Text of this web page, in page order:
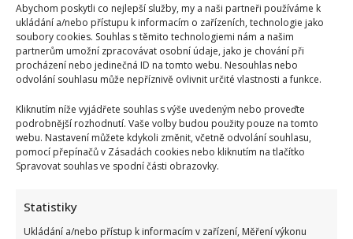
Abychom poskytli co nejlepší služby, my a naši partneři používáme k
ukládání a/nebo přístupu k informacím o zařízeních, technologie jako
soubory cookies. Souhlas s těmito technologiemi nám a našim
partnerům umožní zpracovávat osobní údaje, jako je chování při
procházení nebo jedinečná ID na tomto webu. Nesouhlas nebo
odvolání souhlasu může nepříznivě ovlivnit určité vlastnosti a funkce.
Kliknutím níže vyjádřete souhlas s výše uvedeným nebo proveďte
podrobnější rozhodnutí. Vaše volby budou použity pouze na tomto
webu. Nastavení můžete kdykoli změnit, včetně odvolání souhlasu,
pomocí přepínačů v Zásadách cookies nebo kliknutím na tlačítko
Spravovat souhlas ve spodní části obrazovky.
Statistiky
Ukládání a/nebo přístup k informacím v zařízení, Měření výkonu